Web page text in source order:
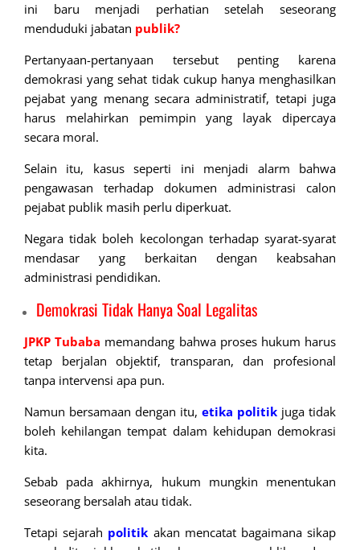
ini baru menjadi perhatian setelah seseorang
menduduki jabatan publik?
Pertanyaan-pertanyaan tersebut penting karena
demokrasi yang sehat tidak cukup hanya menghasilkan
pejabat yang menang secara administratif, tetapi juga
harus melahirkan pemimpin yang layak dipercaya
secara moral.
Selain itu, kasus seperti ini menjadi alarm bahwa
pengawasan terhadap dokumen administrasi calon
pejabat publik masih perlu diperkuat.
Negara tidak boleh kecolongan terhadap syarat-syarat
mendasar yang berkaitan dengan keabsahan
administrasi pendidikan.
Demokrasi Tidak Hanya Soal Legalitas
JPKP Tubaba memandang bahwa proses hukum harus
tetap berjalan objektif, transparan, dan profesional
tanpa intervensi apa pun.
Namun bersamaan dengan itu, etika politik juga tidak
boleh kehilangan tempat dalam kehidupan demokrasi
kita.
Sebab pada akhirnya, hukum mungkin menentukan
seseorang bersalah atau tidak.
Tetapi sejarah politik akan mencatat bagaimana sikap